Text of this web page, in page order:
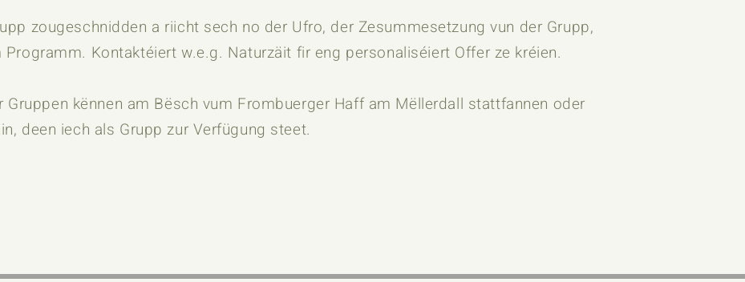
zougeschnidden a riicht sech no der Ufro, der Zesummesetzung vun der Grupp,
Kontaktéiert w.e.g. Naturzäit fir eng personaliséiert Offer ze kréien.
kënnen am Bësch vum Frombuerger Haff am Mëllerdall stattfannen oder
deen iech als Grupp zur Verfügung steet.